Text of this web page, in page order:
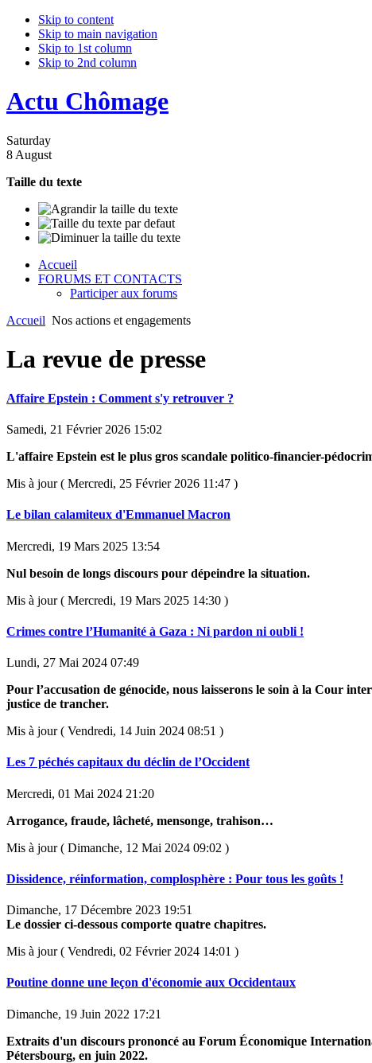
Skip to content
Skip to main navigation
Skip to 1st column
Skip to 2nd column
Actu Chômage
Saturday
8 August
Taille du texte
Accueil
FORUMS ET CONTACTS
Participer aux forums
Accueil Nos actions et engagements
La revue de presse
Affaire Epstein : Comment s'y retrouver ?
Samedi, 21 Février 2026 15:02
L'affaire Epstein est le plus gros scandale politico-financier-
Mis à jour ( Mercredi, 25 Février 2026 11:47 )
Le bilan calamiteux d'Emmanuel Macron
Mercredi, 19 Mars 2025 13:54
Nul besoin de longs discours pour dépeindre la situation.
Mis à jour ( Mercredi, 19 Mars 2025 14:30 )
Crimes contre l’Humanité à Gaza : Ni pardon ni oubli !
Lundi, 27 Mai 2024 07:49
Pour l’accusation de génocide, nous laisserons le soin à la Cour
justice de trancher.
Mis à jour ( Vendredi, 14 Juin 2024 08:51 )
Les 7 péchés capitaux du déclin de l’Occident
Mercredi, 01 Mai 2024 21:20
Arrogance, fraude, lâcheté, mensonge, trahison…
Mis à jour ( Dimanche, 12 Mai 2024 09:02 )
Dissidence, réinformation, complosphère : Pour tous les goûts !
Dimanche, 17 Décembre 2023 19:51
Le dossier ci-dessous comporte quatre chapitres.
Mis à jour ( Vendredi, 02 Février 2024 14:01 )
Poutine donne une leçon d'économie aux Occidentaux
Dimanche, 19 Juin 2022 17:21
Extraits d'un discours prononcé au Forum Économique
Pétersbourg, en juin 2022.